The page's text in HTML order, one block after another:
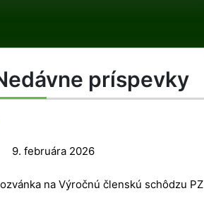
príspevky
9. februára 20269.
februára
na Výročnú členskú schôdzu PZ